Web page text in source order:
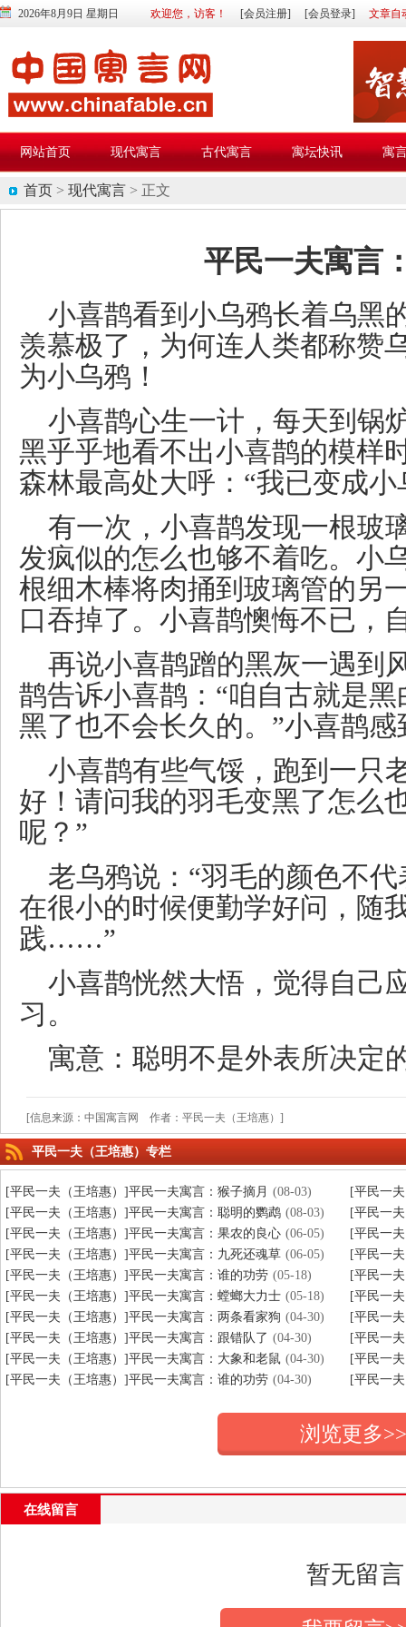
2026年8月9日 星期日 欢迎您，访客！ [会员注册] [会员登录] 文章自
网站首页 现代寓言 古代寓言 寓坛快讯 寓
首页 > 现代寓言 > 正文
平民一夫寓言
小喜鹊看到小乌鸦长着乌黑
羡慕极了，为何连人类都称赞
为小乌鸦！
小喜鹊心生一计，每天到锅
黑乎乎地看不出小喜鹊的模样
森林最高处大呼：“我已变成
有一次，小喜鹊发现一根玻
发疯似的怎么也够不着吃。小
根细木棒将肉捅到玻璃管的另
口吞掉了。小喜鹊懊悔不已，
再说小喜鹊蹭的黑灰一遇到
鹊告诉小喜鹊：“咱自古就是
黑了也不会长久的。”小喜鹊感
小喜鹊有些气馁，跑到一只
好！请问我的羽毛变黑了怎么
呢？”
老乌鸦说：“羽毛的颜色不
在很小的时候便勤学好问，随
践……”
小喜鹊恍然大悟，觉得自己
习。
寓意：聪明不是外表所决定
[信息来源：中国寓言网 作者：平民一夫（王培惠）]
平民一夫（王培惠）专栏
[平民一夫（王培惠）]平民一夫寓言：猴子摘月 (08-03)
[平民一
[平民一夫（王培惠）]平民一夫寓言：聪明的鹦鹉 (08-03)
[平民一
[平民一夫（王培惠）]平民一夫寓言：果农的良心 (06-05)
[平民一
[平民一夫（王培惠）]平民一夫寓言：九死还魂草 (06-05)
[平民一
[平民一夫（王培惠）]平民一夫寓言：谁的功劳 (05-18)
[平民一
[平民一夫（王培惠）]平民一夫寓言：螳螂大力士 (05-18)
[平民一
[平民一夫（王培惠）]平民一夫寓言：两条看家狗 (04-30)
[平民一
[平民一夫（王培惠）]平民一夫寓言：跟错队了 (04-30)
[平民一
[平民一夫（王培惠）]平民一夫寓言：大象和老鼠 (04-30)
[平民一
[平民一夫（王培惠）]平民一夫寓言：谁的功劳 (04-30) [平民一
浏览更多>>
在线留言
暂无留言